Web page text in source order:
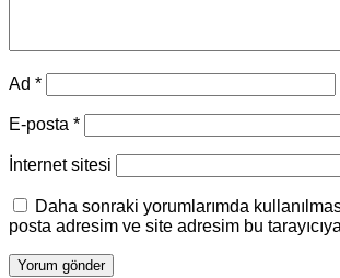
Ad *
E-posta *
İnternet sitesi
Daha sonraki yorumlarımda
posta adresim ve site adresim bu